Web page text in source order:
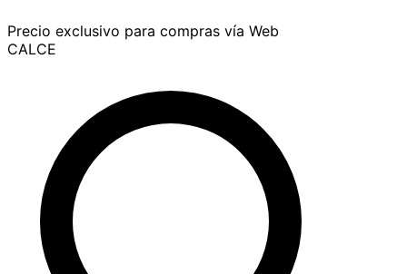
Precio exclusivo para compras vía Web
CALCE